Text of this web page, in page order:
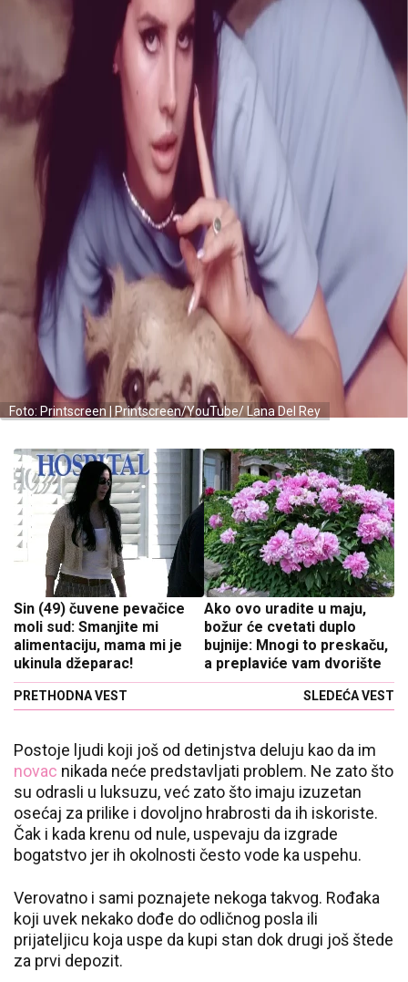
Foto: Printscreen | Printscreen/YouTube/ Lana Del Rey
Sin (49) čuvene pevačice
moli sud: Smanjite mi
alimentaciju, mama mi je
ukinula džeparac!
PRETHODNA VEST
Ako ovo uradite u maju,
božur će cvetati duplo
bujnije: Mnogi to preskaču,
a preplaviće vam dvorište
SLEDEĆA VEST
Postoje ljudi koji još od detinjstva deluju kao da im
novac nikada neće predstavljati problem. Ne zato što
su odrasli u luksuzu, već zato što imaju izuzetan
osećaj za prilike i dovoljno hrabrosti da ih iskoriste.
Čak i kada krenu od nule, uspevaju da izgrade
bogatstvo jer ih okolnosti često vode ka uspehu.
Verovatno i sami poznajete nekoga takvog. Rođaka
koji uvek nekako dođe do odličnog posla ili
prijateljicu koja uspe da kupi stan dok drugi još štede
za prvi depozit.